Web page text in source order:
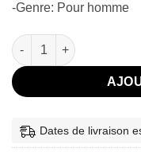
-Genre: Pour homme
quantité de Badee al
Dates de livraison